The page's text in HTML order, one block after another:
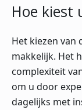
Hoe kiest
Het kiezen van
makkelijk. Het
complexiteit
om u door
dagelijks met